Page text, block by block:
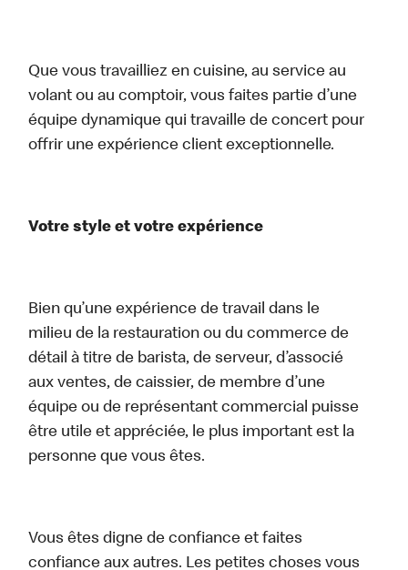
Que vous travailliez en cuisine, au service au
volant ou au comptoir, vous faites partie d’une
équipe dynamique qui travaille de concert pour
offrir une expérience client exceptionnelle.
Votre style et votre expérience
Bien qu’une expérience de travail dans le
milieu de la restauration ou du commerce de
détail à titre de barista, de serveur, d’associé
aux ventes, de caissier, de membre d’une
équipe ou de représentant commercial puisse
être utile et appréciée, le plus important est la
personne que vous êtes.
Vous êtes digne de confiance et faites
confiance aux autres. Les petites choses vous